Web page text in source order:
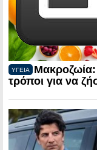
ΥΓΕΙΑ
Μακροζωία:
τρόποι για να